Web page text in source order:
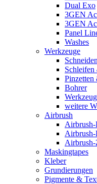
Dual Exo
3GEN
3GEN
Panel
Washes
Werkzeuge
Schleifen
Pinzetten
Bohrer
weitere
Airbrush
Airbrush-
Airbrush-
Maskingtapes
Kleber
Grundierungen
Pigmente &